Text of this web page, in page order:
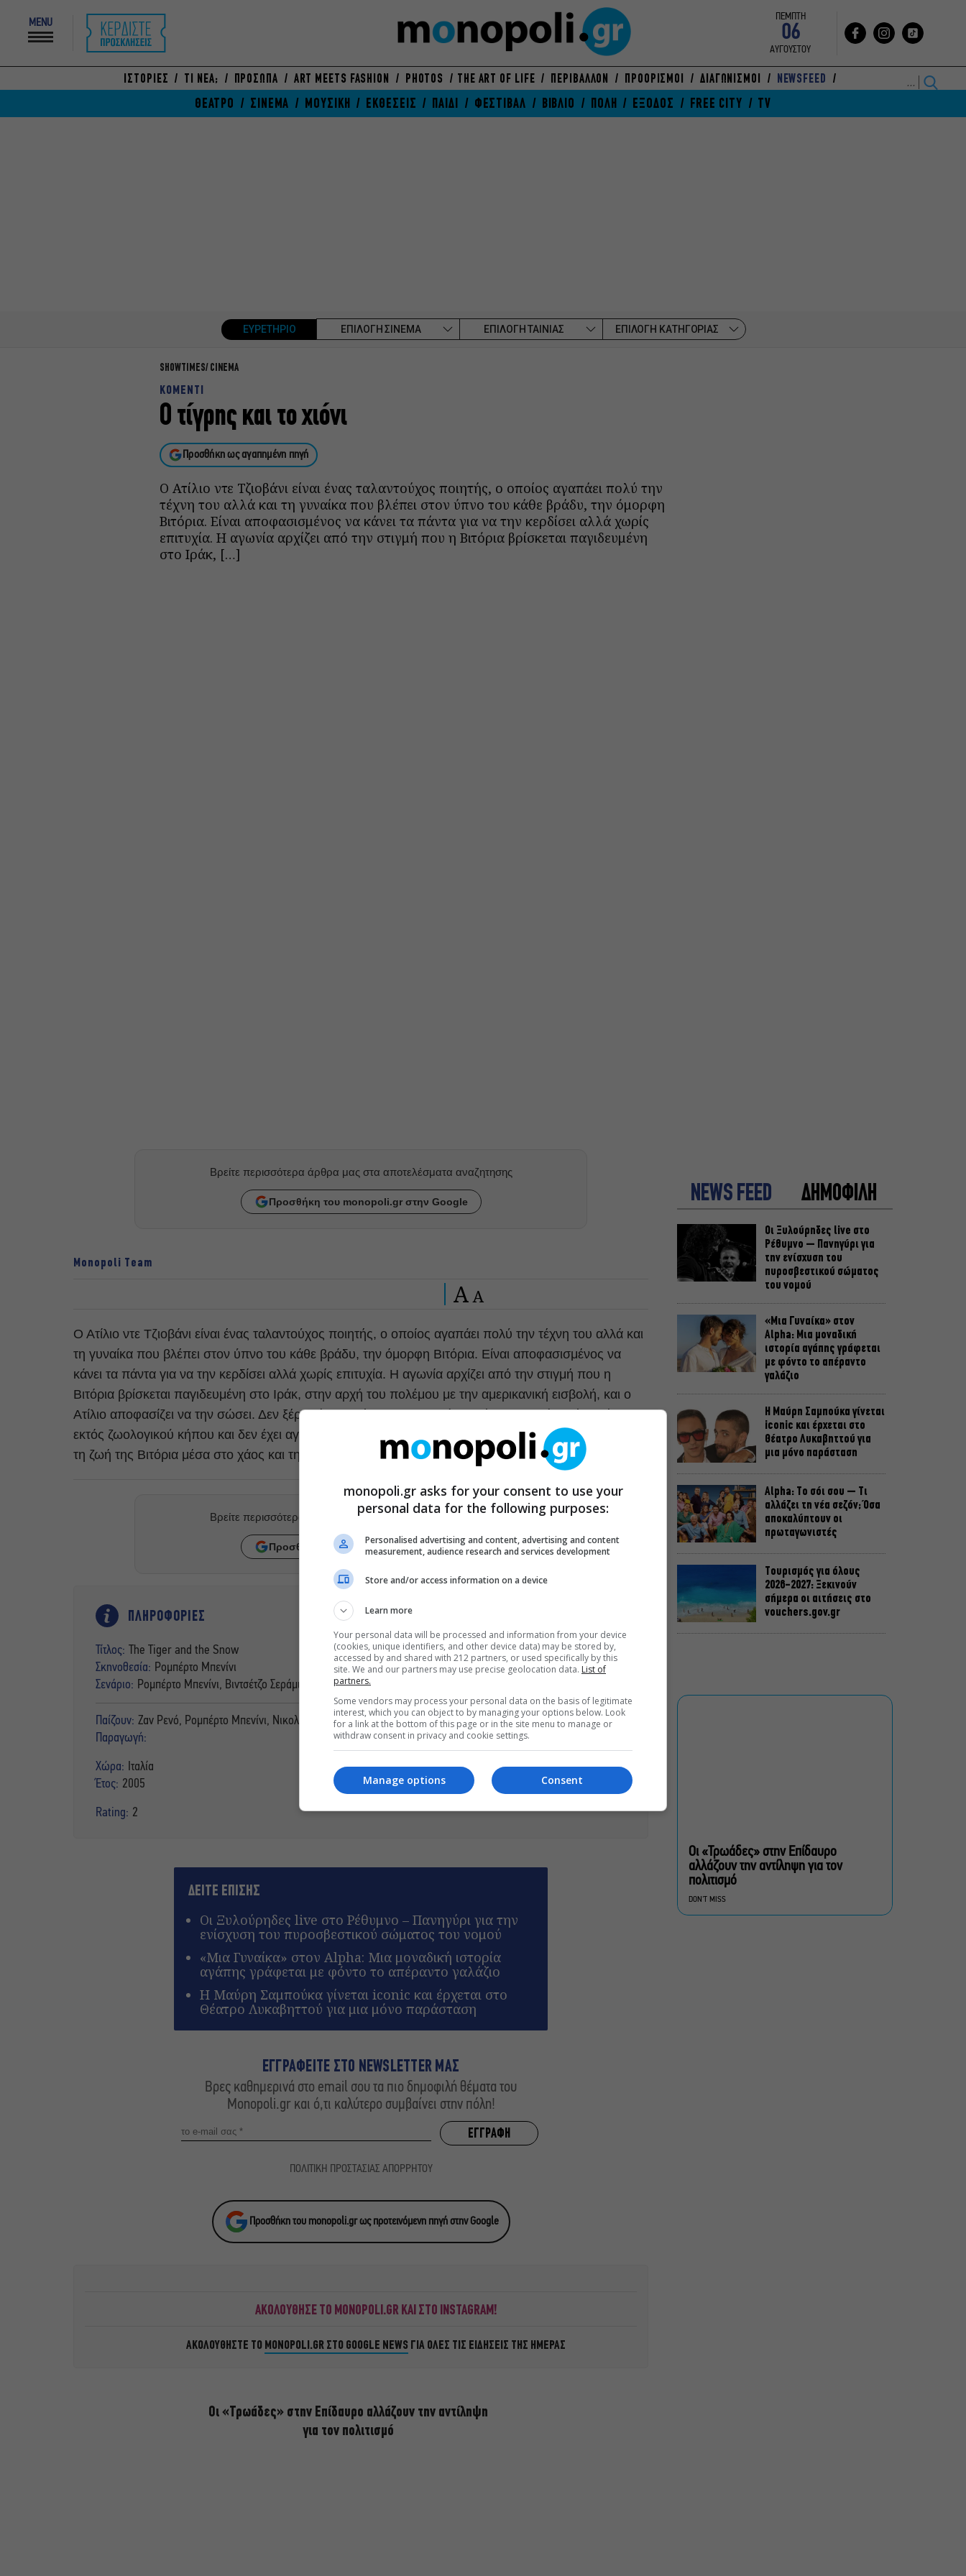
MENU
ΠΕΜΠΤΗ
06
ΑΥΓΟΥΣΤΟΥ
ΙΣΤΟΡΙΕΣ ΤΙ ΝΕΑ; ΠΡΟΣΩΠΑ ART MEETS FASHION PHOTOS THE ART OF LIFE ΠΕΡΙΒΑΛΛΟΝ ΠΡΟΟΡΙΣΜΟΙ ΔΙΑΓΩΝΙΣΜΟΙ NEWSFEED
ΘΕΑΤΡΟ ΣΙΝΕΜΑ ΜΟΥΣΙΚΗ ΕΚΘΕΣΕΙΣ ΠΑΙΔΙ ΦΕΣΤΙΒΑΛ ΒΙΒΛΙΟ ΠΟΛΗ ΕΞΟΔΟΣ FREE CITY TV
ΕΥΡΕΤΗΡΙΟ ΕΠΙΛΟΓΗ ΣΙΝΕΜΑ ΕΠΙΛΟΓΗ ΤΑΙΝΙΑΣ ΕΠΙΛΟΓΗ ΚΑΤΗΓΟΡΙΑΣ
SHOWTIMES CINEMA
ΚΟΜΕΝΤΙ
Ο τίγρης και το χιόνι
Προσθήκη ως αγαπημένη πηγή
Ο Ατίλιο ντε Τζιοβάνι είναι ένας ταλαντούχος ποιητής, ο οποίος αγαπάει πολύ την
τέχνη του αλλά και τη γυναίκα που βλέπει στον ύπνο του κάθε βράδυ, την όμορφη
Βιτόρια. Είναι αποφασισμένος να κάνει τα πάντα για να την κερδίσει αλλά χωρίς
επιτυχία. Η αγωνία αρχίζει από την στιγμή που η Βιτόρια βρίσκεται παγιδευμένη
στο Ιράκ, […]
Βρείτε περισσότερα άρθρα μας στα αποτελέσματα αναζητησης
Προσθήκη του monopoli.gr στην Google
Monopoli Team
A A
Ο Ατίλιο ντε Τζιοβάνι είναι ένας ταλαντούχος ποιητής, ο οποίος αγαπάει πολύ την τέχνη του αλλά και
τη γυναίκα που βλέπει στον ύπνο του κάθε βράδυ, την όμορφη Βιτόρια. Είναι αποφασισμένος να
κάνει τα πάντα για να την κερδίσει αλλά χωρίς επιτυχία. Η αγωνία αρχίζει από την στιγμή που η
Βιτόρια βρίσκεται παγιδευμένη στο Ιράκ, στην αρχή του πολέμου με την αμερικανική εισβολή, και ο
Ατίλιο αποφασίζει να την σώσει. Δεν ξέρει, όμως, λέξη στα αραβικά, δεν έχει ξαναδεί ποτέ καμήλα
εκτός ζωολογικού κήπου και δεν έχει αγγίξει όπλο στη ζωή του. Ωστόσο, θα αγωνιστεί για να σώσει
τη ζωή της Βιτόρια μέσα στο χάος και την καταστροφή.
Βρείτε περισσότερα άρθρα μας στα αποτελέσματα αναζητησης
Προσθήκη του monopoli.gr στην Google
ΠΛΗΡΟΦΟΡΙΕΣ
Τίτλος: The Tiger and the Snow
Σκηνοθεσία: Ρομπέρτο Μπενίνι
Σενάριο: Ρομπέρτο Μπενίνι, Βιντσέτζο Σεράμι
Παίζουν: Ζαν Ρενό, Ρομπέρτο Μπενίνι, Νικολέτα Μπράσι, Τομ Γουέιτς
Παραγωγή:
Χώρα: Ιταλία
Έτος: 2005
Rating: 2
ΔΕΙΤΕ ΕΠΙΣΗΣ
Οι Ξυλούρηδες live στο Ρέθυμνο – Πανηγύρι για την
ενίσχυση του πυροσβεστικού σώματος του νομού
«Μια Γυναίκα» στον Alpha: Μια μοναδική ιστορία
αγάπης γράφεται με φόντο το απέραντο γαλάζιο
Η Μαύρη Σαμπούκα γίνεται iconic και έρχεται στο
Θέατρο Λυκαβηττού για μια μόνο παράσταση
ΕΓΓΡΑΦΕΙΤΕ ΣΤΟ NEWSLETTER ΜΑΣ
Βρες καθημερινά στο email σου τα πιο δημοφιλή θέματα του
Monopoli.gr και ό,τι καλύτερο συμβαίνει στην πόλη!
ΠΟΛΙΤΙΚΗ ΠΡΟΣΤΑΣΙΑΣ ΑΠΟΡΡΗΤΟΥ
Προσθήκη του monopoli.gr ως προτεινόμενη πηγή στην Google
ΑΚΟΛΟΥΘΗΣΕ ΤΟ MONOPOLI.GR ΚΑΙ ΣΤΟ INSTAGRAM!
ΑΚΟΛΟΥΘΗΣΤΕ ΤΟ MONOPOLI.GR ΣΤΟ GOOGLE NEWS ΓΙΑ ΟΛΕΣ ΤΙΣ ΕΙΔΗΣΕΙΣ ΤΗΣ ΗΜΕΡΑΣ
Οι «Τρωάδες» στην Επίδαυρο αλλάζουν την αντίληψη
για τον πολιτισμό
NEWS FEED ΔΗΜΟΦΙΛΗ
Οι Ξυλούρηδες live στο
Ρέθυμνο – Πανηγύρι για
την ενίσχυση του
πυροσβεστικού σώματος
του νομού
«Μια Γυναίκα» στον
Alpha: Μια μοναδική
ιστορία αγάπης γράφεται
με φόντο το απέραντο
γαλάζιο
Η Μαύρη Σαμπούκα γίνεται
iconic και έρχεται στο
Θέατρο Λυκαβηττού για
μια μόνο παράσταση
Alpha: Το σόι σου – Τι
αλλάζει τη νέα σεζόν; Όσα
αποκαλύπτουν οι
πρωταγωνιστές
Τουρισμός για όλους
2026-2027: Ξεκινούν
σήμερα οι αιτήσεις στο
vouchers.gov.gr
συγκλονιστικό timelapse
Καρέζη
Αττική, Στερεά Ελλάδα και
Οι «Τρωάδες» στην Επίδαυρο
αλλάζουν την αντίληψη για τον
πολιτισμό
DON'T MISS
monopoli.gr asks for your consent to use your
personal data for the following purposes:
Personalised advertising and content, advertising and content
measurement, audience research and services development
Store and/or access information on a device
Learn more
Your personal data will be processed and information from your device
(cookies, unique identifiers, and other device data) may be stored by,
accessed by and shared with 212 partners, or used specifically by this
site. We and our partners may use precise geolocation data. List of
partners.
Some vendors may process your personal data on the basis of legitimate
interest, which you can object to by managing your options below. Look
for a link at the bottom of this page or in the site menu to manage or
withdraw consent in privacy and cookie settings.
Consent
Manage options